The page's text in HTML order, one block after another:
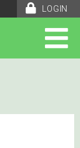
LOGIN